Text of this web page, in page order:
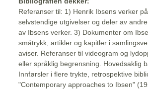
Referanser til: 1) Henrik Ibsens verker
selvstendige utgivelser og deler av
av Ibsens verker. 3) Dokumenter om
småtrykk, artikler og kapitler i
aviser. Referanser til videogram og
eller språklig begrensning. Hovedsaklig
Innførsler i flere trykte, retrospektive
"Contemporary approaches to Ibsen"